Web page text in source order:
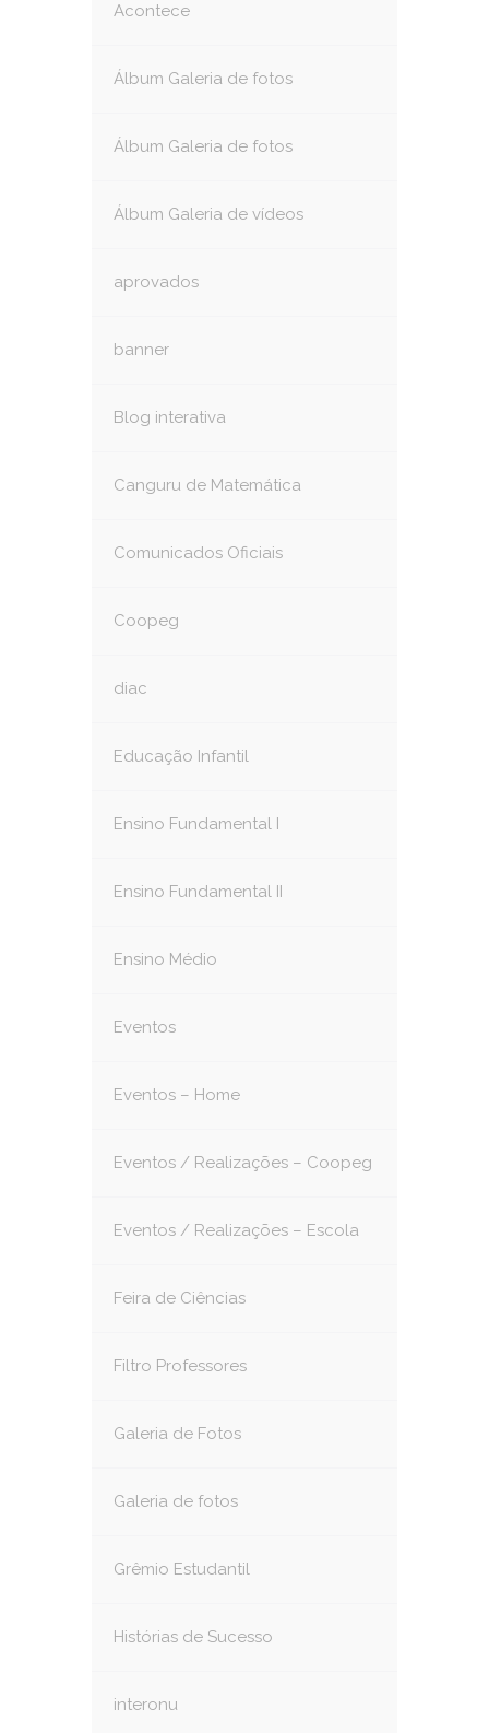
Acontece
Álbum Galeria de fotos
Álbum Galeria de fotos
Álbum Galeria de vídeos
aprovados
banner
Blog interativa
Canguru de Matemática
Comunicados Oficiais
Coopeg
diac
Educação Infantil
Ensino Fundamental I
Ensino Fundamental II
Ensino Médio
Eventos
Eventos – Home
Eventos / Realizações – Coopeg
Eventos / Realizações – Escola
Feira de Ciências
Filtro Professores
Galeria de Fotos
Galeria de fotos
Grêmio Estudantil
Histórias de Sucesso
interonu